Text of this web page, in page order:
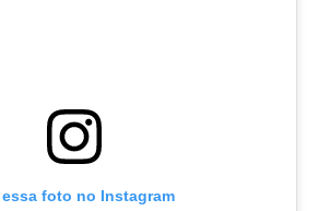
essa foto no Instagram